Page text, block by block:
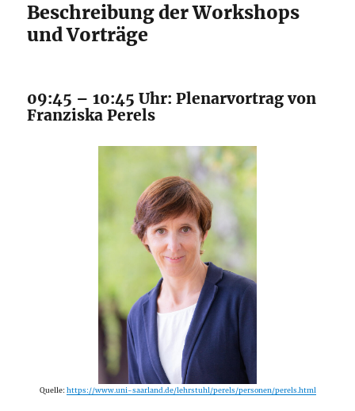
Beschreibung der Workshops
und Vorträge
09:45 – 10:45 Uhr: Plenarvortrag von
Franziska Perels
Quelle: https://www.uni-saarland.de/lehrstuhl/perels/personen/perels.html